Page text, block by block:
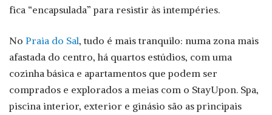
fica “encapsulada” para resistir às intempéries.
No Praia do Sal, tudo é mais tranquilo: numa zona mais
afastada do centro, há quartos estúdios, com uma
cozinha básica e apartamentos que podem ser
comprados e explorados a meias com o StayUpon. Spa,
piscina interior, exterior e ginásio são as principais